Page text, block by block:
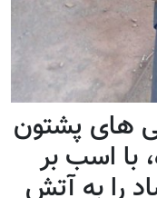
های پشتون
با اسب بر
را به آتش